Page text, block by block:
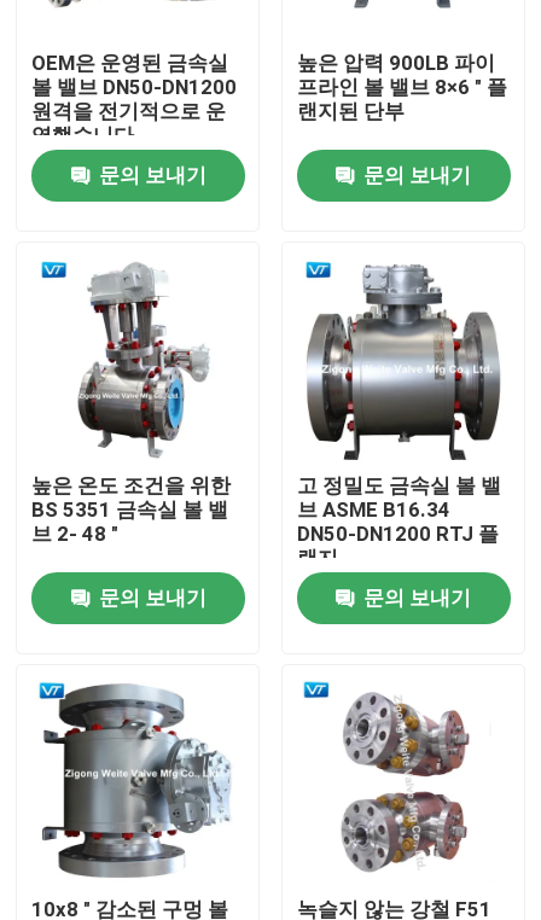
우리에 대하여
공장 여행
품질 관리
연락주세요
인용문을 요구하세요
파이프라인 볼 밸브
천연가스 배관 밸브
석유 파이프 라인 밸브
OEM은 운영된 금속실
볼 밸브 DN50-DN1200
원격을 전기적으로 운
영했습니다
문의 보내기
높은 압력 900LB 파이
프라인 볼 밸브 8×6 " 플
랜지된 단부
문의 보내기
높은 온도 조건을 위한
BS 5351 금속실 볼 밸
브 2- 48 "
문의 보내기
고 정밀도 금속실 볼 밸
브 ASME B16.34
DN50-DN1200 RTJ 플
랜지
문의 보내기
10x8 " 감소된 구멍 볼 녹슬지 않는 강철 F51